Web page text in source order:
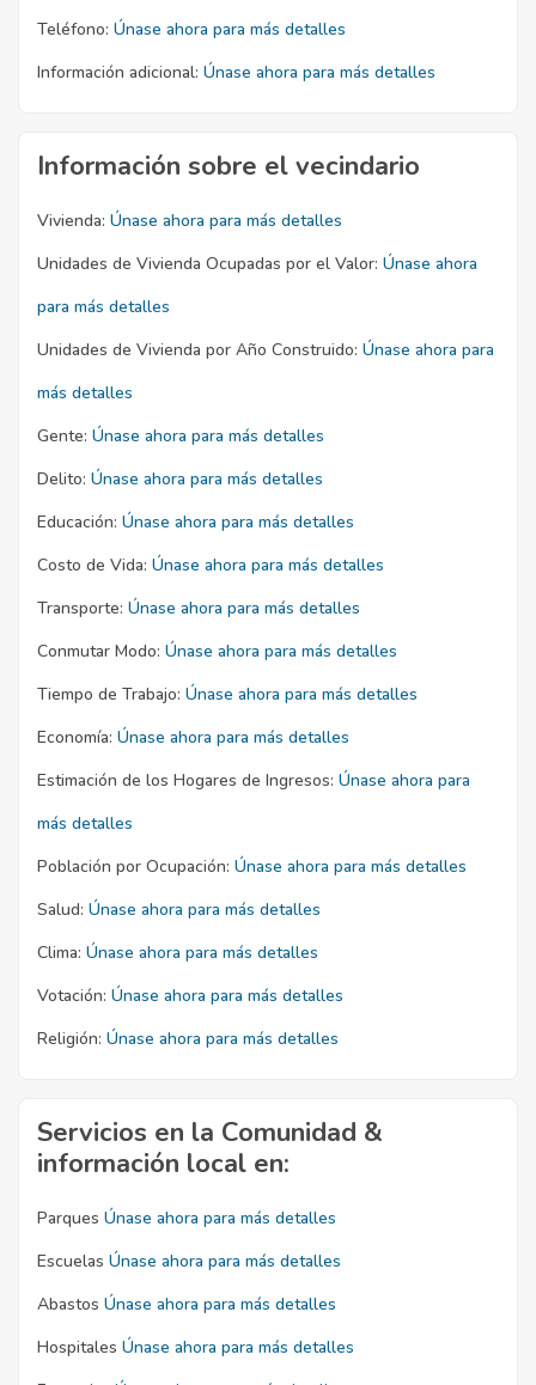
Teléfono: Únase ahora para más detalles
Información adicional: Únase ahora para más detalles
Información sobre el vecindario
Vivienda: Únase ahora para más detalles
Unidades de Vivienda Ocupadas por el Valor: Únase ahora
para más detalles
Unidades de Vivienda por Año Construido: Únase ahora para
más detalles
Gente: Únase ahora para más detalles
Delito: Únase ahora para más detalles
Educación: Únase ahora para más detalles
Costo de Vida: Únase ahora para más detalles
Transporte: Únase ahora para más detalles
Conmutar Modo: Únase ahora para más detalles
Tiempo de Trabajo: Únase ahora para más detalles
Economía: Únase ahora para más detalles
Estimación de los Hogares de Ingresos: Únase ahora para
más detalles
Población por Ocupación: Únase ahora para más detalles
Salud: Únase ahora para más detalles
Clima: Únase ahora para más detalles
Votación: Únase ahora para más detalles
Religión: Únase ahora para más detalles
Servicios en la Comunidad &
información local en:
Parques Únase ahora para más detalles
Escuelas Únase ahora para más detalles
Abastos Únase ahora para más detalles
Hospitales Únase ahora para más detalles